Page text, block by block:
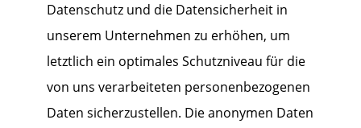
Datenschutz und die Datensicherheit in
unserem Unternehmen zu erhöhen, um
letztlich ein optimales Schutzniveau für die
von uns verarbeiteten personenbezogenen
Daten sicherzustellen. Die anonymen Daten